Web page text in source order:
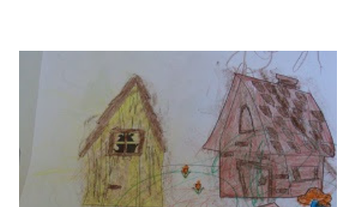
Dito isso, vejam a seguir as características das gerações e
detenham-se na Geração Y onde podem estar nossos
filhos e netos. As mudanças estão ocorrendo aí e os jovens
também não estão sendo ouvidos, mas são fortes. "VAMOS
MUDAR O MUNDO!" Nos últimos 60 anos, três gerações
marcaram época e mudaram os valores e o jeito de a
sociedade pensar. Agora é a vez da abusada Geração Y